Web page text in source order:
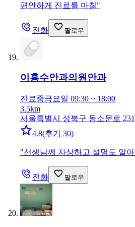
편안하게 진료를 마칠"
전화 팔로우
이홍수안과의원안과
진료중금요일 09:30 ~ 18:00
3.5km
서울특별시 성북구 동소문로
4.8(후기 30)
"선생님께 자상하고 설명도 알
전화 팔로우